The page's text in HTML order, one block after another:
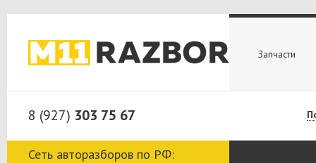
Запчасти
8 (927) 303 75 67
Сеть авторазборов по РФ: